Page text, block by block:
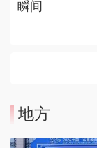
瞬间
地方